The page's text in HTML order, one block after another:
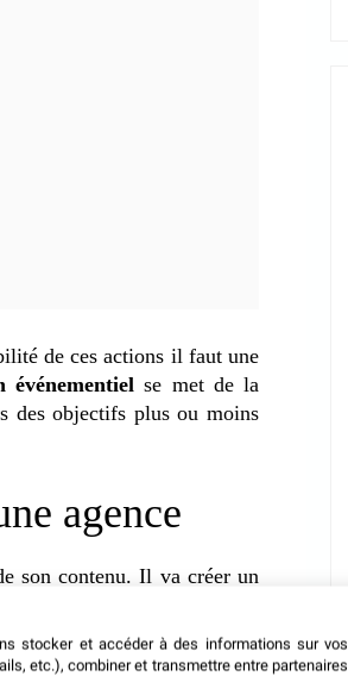
de ces actions il faut une
événementiel se met de la
des objectifs plus ou moins
agence
son contenu. Il va créer un
tous ses aspects dont les
des aspirations et des
mesure. Il va ensuite veiller
stocker et accéder à des informations sur vos
etc.), combiner et transmettre entre partenaires